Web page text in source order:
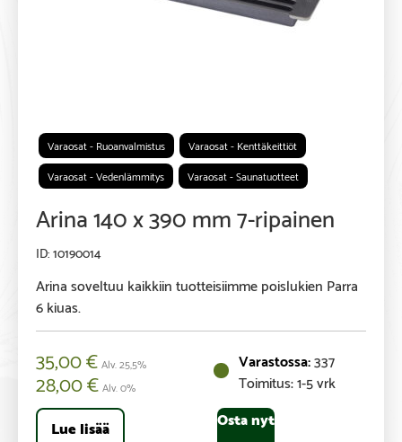
Varaosat - Ruoanvalmistus
Varaosat - Kenttäkeittiöt
Varaosat - Vedenlämmitys
Varaosat - Saunatuotteet
Arina 140 x 390 mm 7-ripainen
10190014
Arina soveltuu kaikkiin tuotteisiimme poislukien Parra
6 kiuas.
337
Toimitus: 1-5 vrk
35,00€Alv. 25,5%
28,00€Alv. 0%
Lue lisää Osta nyt